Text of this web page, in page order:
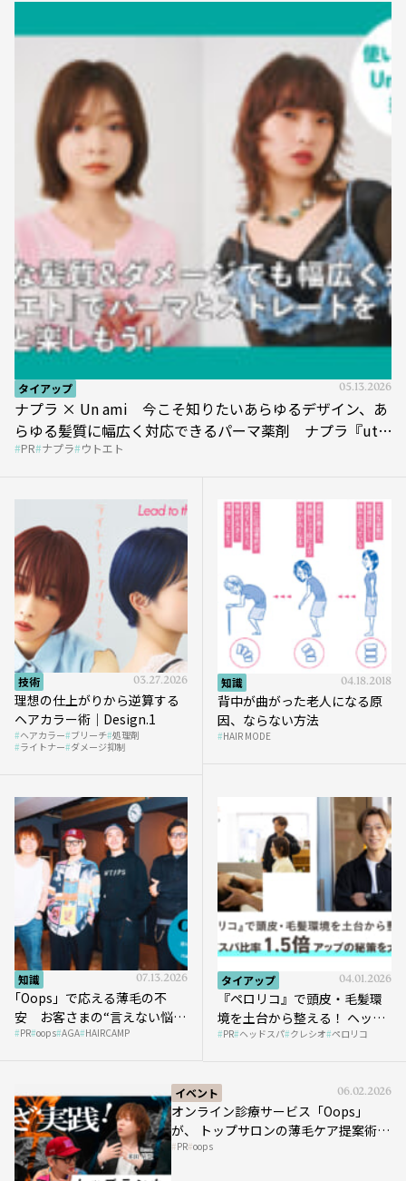
タイアップ 05.13.2026
ナプラ × Un ami 今こそ知りたいあらゆるデザイン、あ
らゆる髪質に幅広く対応できるパーマ薬剤 ナプラ『ut-
et』
PR ナプラ ウトエト
技術 03.27.2026
理想の仕上がりから逆算する
ヘアカラー術｜Design.1
ヘアカラー ブリーチ 処理剤
ライトナー ダメージ抑制
知識 04.18.2018
背中が曲がった老人になる原
因、ならない方法
HAIR MODE
知識 07.13.2026
｢Oops」で応える薄毛の不
安 お客さまの“言えない悩
み”にどう向き合う？ ＃01
PR oops AGA HAIRCAMP
タイアップ 04.01.2026
『ペロリコ』で頭皮・毛髪環
境を土台から整える！ ヘッド
スパ比率1.5倍アップの秘策を
PR ヘッドスパ クレシオ ペロリコ
イベント 06.02.2026
オンライン診療サービス「Oops」
が、 トップサロンの薄毛ケア提案術を
HAIRCAMPで公開！
PR oops